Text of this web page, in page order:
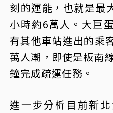
刻的運能，也就是最
小時約6萬人。大巨
有其他車站進出的乘
萬人潮，即使是板南
鐘完成疏運任務。
進一步分析目前新